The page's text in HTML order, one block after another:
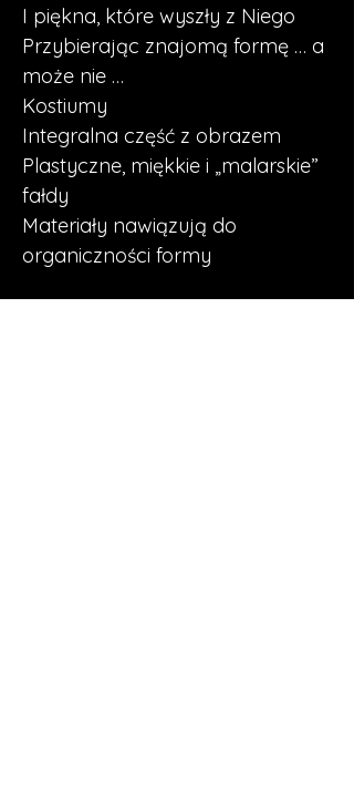
I piękna, które wyszły z Niego
Przybierając znajomą formę … a
może nie …
Kostiumy
Integralna część z obrazem
Plastyczne, miękkie i „malarskie”
fałdy
Materiały nawiązują do
organiczności formy